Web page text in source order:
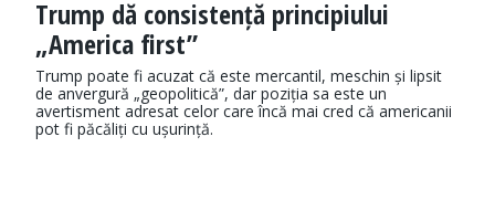
Trump dă consistență principiului
„America first”
Trump poate fi acuzat că este mercantil, meschin și lipsit
de anvergură „geopolitică”, dar poziția sa este un
avertisment adresat celor care încă mai cred că americanii
pot fi păcăliți cu ușurință.